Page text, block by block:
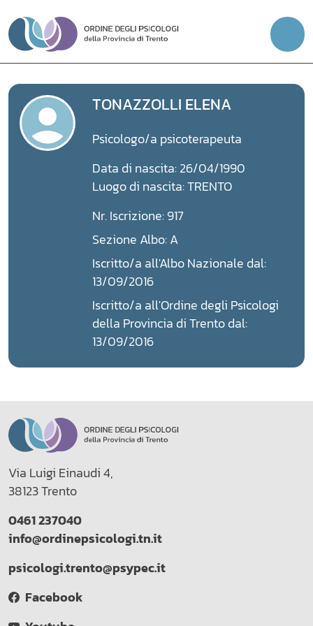
Vai
TONAZZOLLI ELENA
Psicologo/a psicoterapeuta
Data di nascita: 26/04/1990
Luogo di nascita: TRENTO
Nr. Iscrizione: 917
Sezione Albo: A
Iscritto/a all'Albo Nazionale dal:
13/09/2016
Iscritto/a all'Ordine degli Psicologi
della Provincia di Trento dal:
13/09/2016
Via Luigi Einaudi 4,
38123 Trento
0461 237040
info@ordinepsicologi.tn.it
psicologi.trento@psypec.it
Facebook